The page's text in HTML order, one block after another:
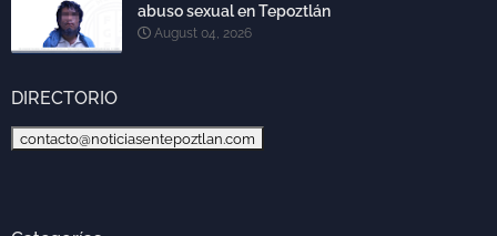
abuso sexual en Tepoztlán
August 04, 2026
DIRECTORIO
contacto@noticiasentepoztlan.com